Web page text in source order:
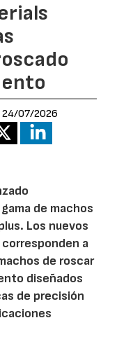
24/07/2026
de machos
Los nuevos
a
de roscar
diseñados
de precisión